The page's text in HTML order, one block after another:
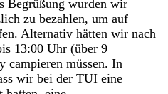
Begrüßung wurden wir
zu bezahlen, um auf
Alternativ hätten wir nach
13:00 Uhr (über 9
campieren müssen. In
wir bei der TUI eine